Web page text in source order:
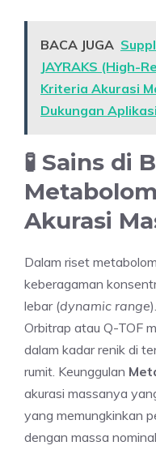
BACA JUGA
JAYRAKS (High-
Kriteria Akurasi
Dukungan Aplikasi
🧪 Sains di
Akurasi
Dalam riset
keberagaman
lebar (dynamic range
Orbitrap atau Q-TOF
dalam kadar renik di
rumit. Keunggulan
akurasi massanya
yang memungkinkan
dengan massa